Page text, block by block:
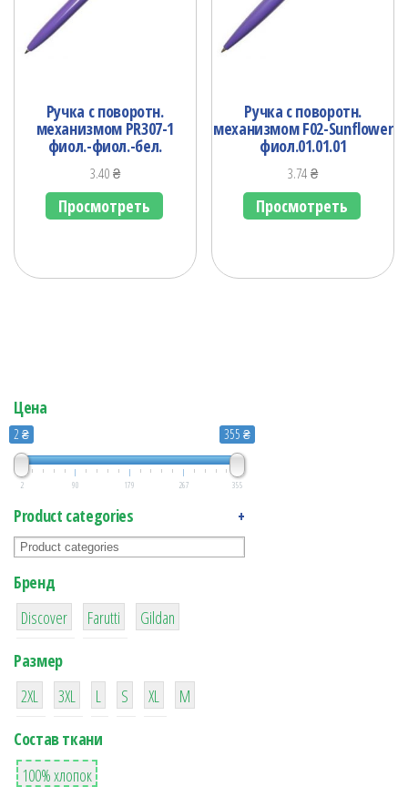
Ручка с поворотн.
механизмом PR307-1
фиол.-фиол.-бел.
3.40₴
Просмотреть
Ручка с поворотн.
механизмом F02-Sunflower
фиол.01.01.01
3.74₴
Просмотреть
Цена
2 ₴ 355 ₴
2 90 179 267 355
Product categories +
Бренд
2
Discover
10
Farutti
1
Gildan
Размер
2XL 3XL
1
L
1
S XL
М
Состав ткани
1
100% хлопок